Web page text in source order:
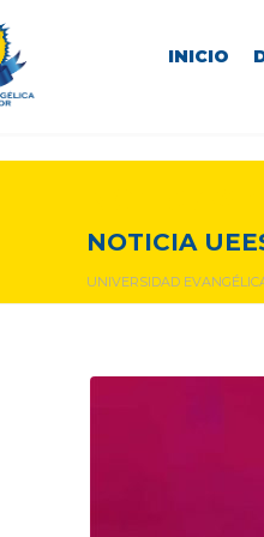
INICIO
NOTICIA
UNIVERSIDAD